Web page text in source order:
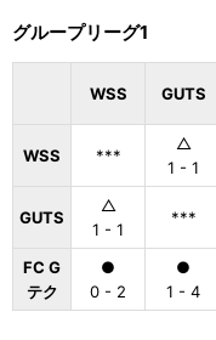
グループリーグ1
WSS GUTS
WSS ***
△
1 - 1
GUTS
△
1 - 1
***
FC G
テク
●
0 - 2
●
1 - 4